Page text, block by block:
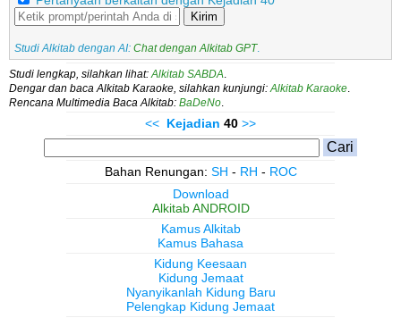
Kirim
Studi Alkitab dengan AI: Chat dengan Alkitab GPT.
Studi lengkap, silahkan lihat: Alkitab SABDA
Dengar dan baca Alkitab Karaoke, silahkan kunjungi: Alkitab Karaoke
Rencana Multimedia Baca Alkitab: BaDeNo
<< Kejadian 40 >>
Bahan Renungan: SH - RH - ROC
Download
Alkitab ANDROID
Kamus Alkitab
Kamus Bahasa
Kidung Keesaan
Kidung Jemaat
Nyanyikanlah Kidung Baru
Pelengkap Kidung Jemaat